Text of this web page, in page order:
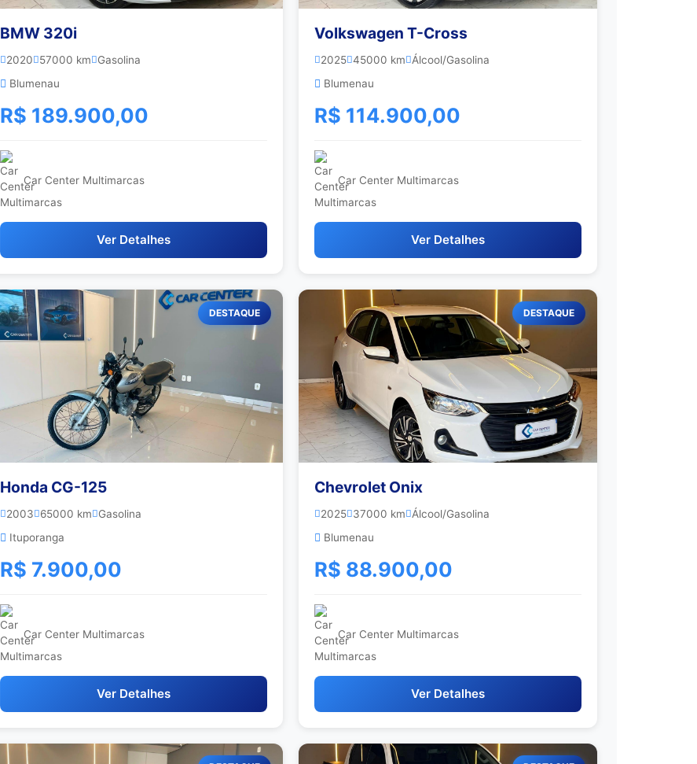
BMW 320i
2020 57000 km
Gasolina
Blumenau
R$ 189.900,00
Car Center Multimarcas
Ver Detalhes
Volkswagen T-Cross
2025 45000 km
Álcool/Gasolina
Blumenau
R$ 114.900,00
Car Center Multimarcas
Ver Detalhes
DESTAQUE
Honda CG-125
2003 65000 km
Gasolina
Ituporanga
R$ 7.900,00
Car Center Multimarcas
Ver Detalhes
DESTAQUE
Chevrolet Onix
2025 37000 km
Álcool/Gasolina
Blumenau
R$ 88.900,00
Car Center Multimarcas
Ver Detalhes